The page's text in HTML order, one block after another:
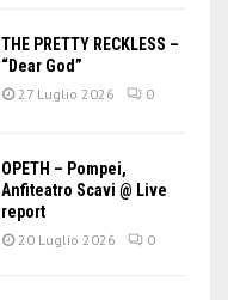
THE PRETTY RECKLESS –
“Dear God”
27 Luglio 2026 0
OPETH – Pompei,
Anfiteatro Scavi @ Live
report
20 Luglio 2026 0